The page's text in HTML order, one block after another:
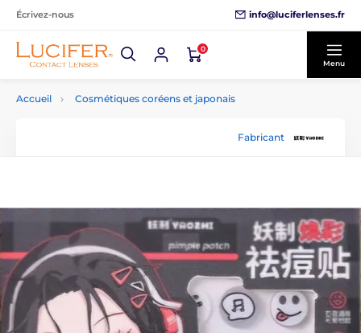
Écrivez-nous info@luciferlenses.fr
0
Menu
Accueil Cosmétiques coréens et japonais
Fabricant